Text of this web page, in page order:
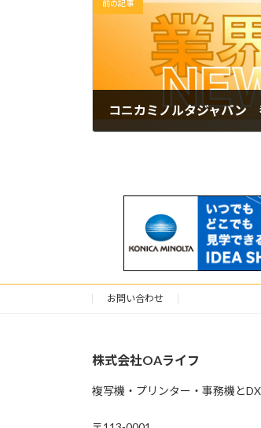
前の記事
お問い合わせ
株式会社OAライフ
複写機・プリンター・事務機と